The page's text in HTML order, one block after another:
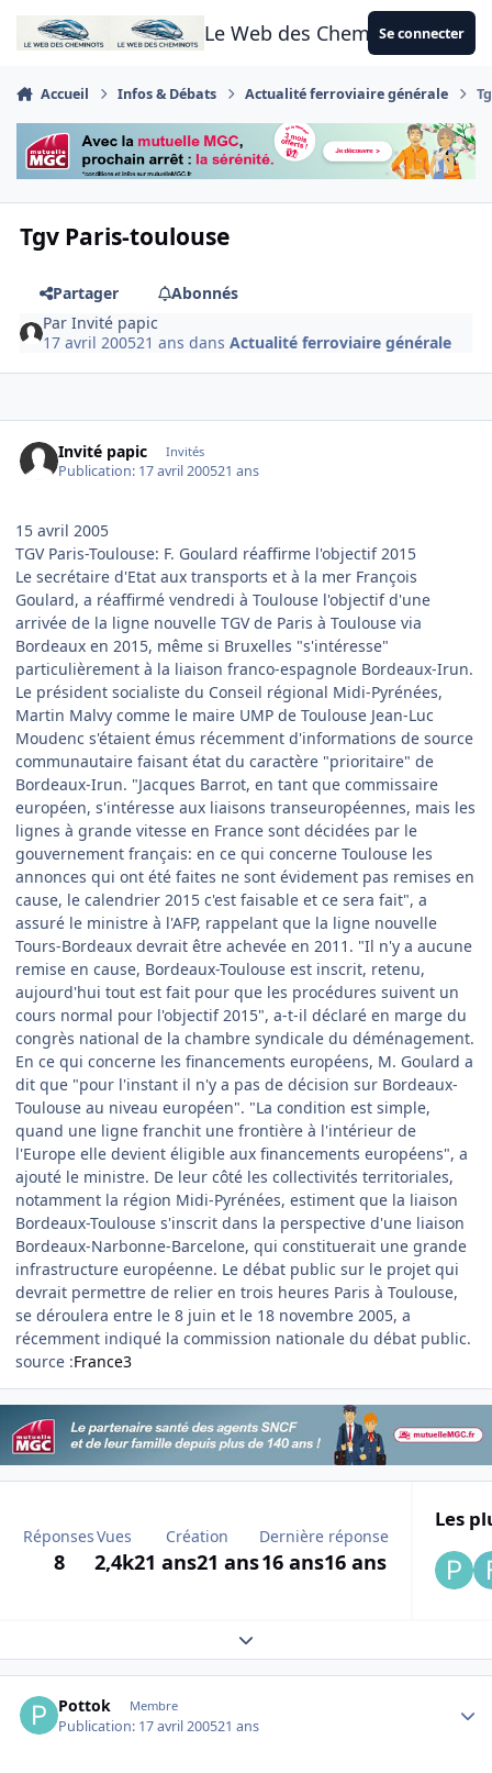
Aller au contenu
Le Web des CheminotsSe connecter
Accueil Infos & Débats Actualité ferroviaire générale
Tgv Paris-toulouse
Partager
Abonnés
ParInvité papic
17 avril 200521 ans dansActualité ferroviaire générale
Invité papic Invités
Publication: 17 avril 200521 ans
15 avril 2005
TGV Paris-Toulouse: F. Goulard réaffirme l'objectif 2015
Le secrétaire d'Etat aux transports et à la mer François
Goulard, a réaffirmé vendredi à Toulouse l'objectif d'une
arrivée de la ligne nouvelle TGV de Paris à Toulouse via
Bordeaux en 2015, même si Bruxelles "s'intéresse"
particulièrement à la liaison franco-espagnole Bordeaux-Irun.
Le président socialiste du Conseil régional Midi-Pyrénées,
Martin Malvy comme le maire UMP de Toulouse Jean-Luc
Moudenc s'étaient émus récemment d'informations de source
communautaire faisant état du caractère "prioritaire" de
Bordeaux-Irun. "Jacques Barrot, en tant que commissaire
européen, s'intéresse aux liaisons transeuropéennes, mais les
lignes à grande vitesse en France sont décidées par le
gouvernement français: en ce qui concerne Toulouse les
annonces qui ont été faites ne sont évidement pas remises en
cause, le calendrier 2015 c'est faisable et ce sera fait", a
assuré le ministre à l'AFP, rappelant que la ligne nouvelle
Tours-Bordeaux devrait être achevée en 2011. "Il n'y a aucune
remise en cause, Bordeaux-Toulouse est inscrit, retenu,
aujourd'hui tout est fait pour que les procédures suivent un
cours normal pour l'objectif 2015", a-t-il déclaré en marge du
congrès national de la chambre syndicale du déménagement.
En ce qui concerne les financements européens, M. Goulard a
dit que "pour l'instant il n'y a pas de décision sur Bordeaux-
Toulouse au niveau européen". "La condition est simple,
quand une ligne franchit une frontière à l'intérieur de
l'Europe elle devient éligible aux financements européens", a
ajouté le ministre. De leur côté les collectivités territoriales,
notamment la région Midi-Pyrénées, estiment que la liaison
Bordeaux-Toulouse s'inscrit dans la perspective d'une liaison
Bordeaux-Narbonne-Barcelone, qui constituerait une grande
infrastructure européenne. Le débat public sur le projet qui
devrait permettre de relier en trois heures Paris à Toulouse,
se déroulera entre le 8 juin et le 18 novembre 2005, a
récemment indiqué la commission nationale du débat public.
source :France3
Réponses
8
Vues
2,4k
Création
21 ans21 ans
Dernière réponse
16 ans16 ans
Les
Expand topic overview
Pottok Membre
Publication: 17 avril 200521 ans